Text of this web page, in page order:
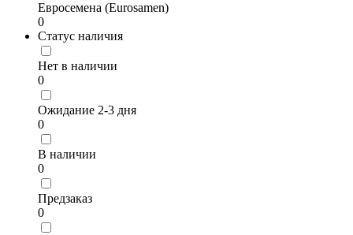
Евросемена (Eurosamen)
0
Статус наличия
Нет в наличии
0
Ожидание 2-3 дня
0
В наличии
0
Предзаказ
0